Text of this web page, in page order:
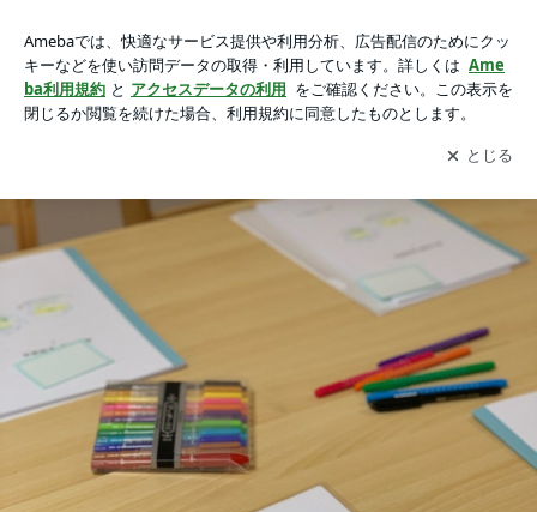
枚中17枚目
【残席１】2025年4月3日(木）風水薬膳®基礎講座１